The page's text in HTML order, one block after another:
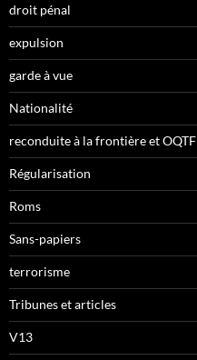
droit pénal
expulsion
garde à vue
Nationalité
reconduite à la frontière et OQTF
Régularisation
Roms
Sans-papiers
terrorisme
Tribunes et articles
V13